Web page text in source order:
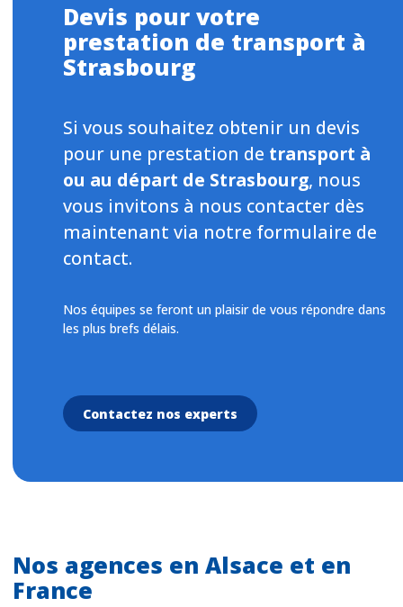
Devis pour votre
prestation de transport à
Strasbourg
Si vous souhaitez obtenir un devis
pour une prestation de transport à
ou au départ de Strasbourg, nous
vous invitons à nous contacter dès
maintenant via notre formulaire de
contact.
Nos équipes se feront un plaisir de vous répondre dans
les plus brefs délais.
Contactez nos experts
Nos agences en Alsace et en
France